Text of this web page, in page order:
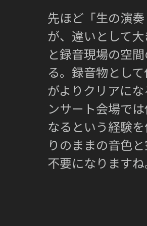
先ほど「生の演
が、違いとして
と録音現場の空
る。録音物とし
がよりクリアに
ンサート会場で
なるという経験
りのままの音色
不要になりますね